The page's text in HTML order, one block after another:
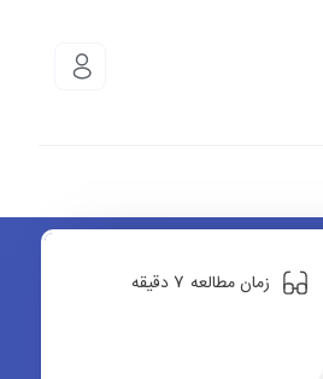
زمان مطالعه 7دقیقه